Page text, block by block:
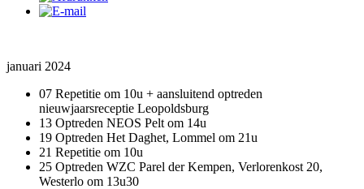
januari 2024
07 Repetitie om 10u + aansluitend optreden
nieuwjaarsreceptie Leopoldsburg
13 Optreden NEOS Pelt om 14u
19 Optreden Het Daghet, Lommel om 21u
21 Repetitie om 10u
25 Optreden WZC Parel der Kempen, Verlorenkost 20,
Westerlo om 13u30